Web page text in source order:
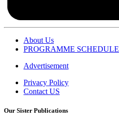
About Us
PROGRAMME SCHEDULE
Advertisement
Privacy Policy
Contact US
Our Sister Publications